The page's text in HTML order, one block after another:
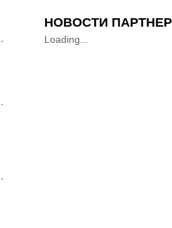
НОВОСТИ
Loading...